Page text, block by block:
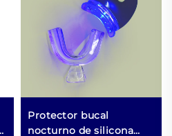
Protector bucal
nocturno de silicona